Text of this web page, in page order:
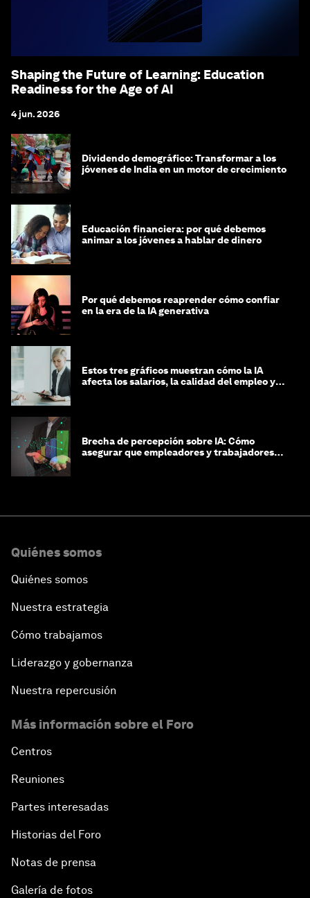
Shaping the Future of Learning: Education
Readiness for the Age of AI
4 jun. 2026
Dividendo demográfico: Transformar a los
jóvenes de India en un motor de crecimiento
Educación financiera: por qué debemos
animar a los jóvenes a hablar de dinero
Por qué debemos reaprender cómo confiar
en la era de la IA generativa
Estos tres gráficos muestran cómo la IA
afecta los salarios, la calidad del empleo y
Brecha de percepción sobre IA: Cómo
asegurar que empleadores y trabajadores
Quiénes somos
Quiénes somos
Nuestra estrategia
Cómo trabajamos
Liderazgo y gobernanza
Nuestra repercusión
Más información sobre el Foro
Centros
Reuniones
Partes interesadas
Historias del Foro
Notas de prensa
Galería de fotos